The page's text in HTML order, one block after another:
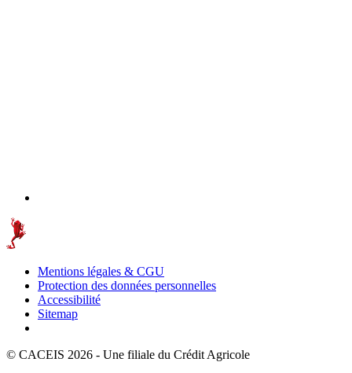
Mentions légales & CGU
Protection des données personnelles
Accessibilité
Sitemap
© CACEIS 2026 - Une filiale du Crédit Agricole